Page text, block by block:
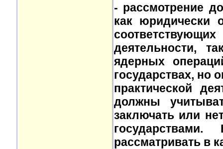
- рассмотрение
как юридически
деятельности,
ядерных
государствах, но
практической
должны
заключать или
рассматривать в